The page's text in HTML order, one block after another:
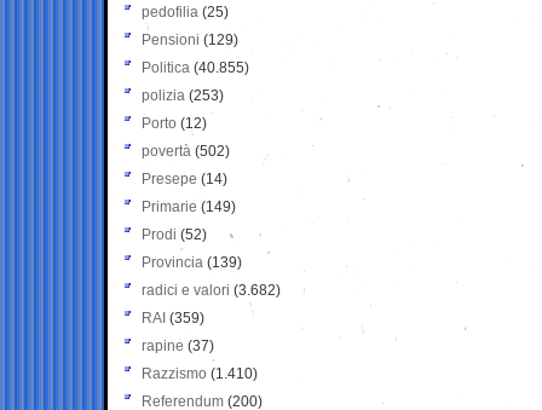
pedofilia (25)
Pensioni (129)
Politica (40.855)
polizia (253)
Porto (12)
povertà (502)
Presepe (14)
Primarie (149)
Prodi (52)
Provincia (139)
radici e valori (3.682)
RAI (359)
rapine (37)
Razzismo (1.410)
Referendum (200)